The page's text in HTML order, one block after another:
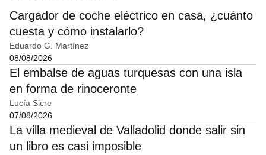
Cargador de coche eléctrico en casa, ¿cuánto
cuesta y cómo instalarlo?
Eduardo G. Martínez
08/08/2026
El embalse de aguas turquesas con una isla
en forma de rinoceronte
Lucía Sicre
07/08/2026
La villa medieval de Valladolid donde salir sin
un libro es casi imposible